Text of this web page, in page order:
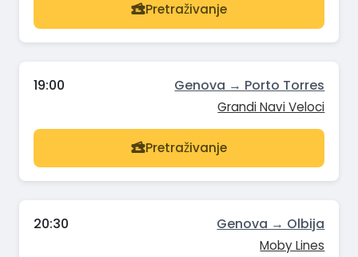
Pretraživanje
19:00 Genova → Porto Torres
Grandi Navi Veloci
Pretraživanje
20:30 Genova → Olbija
Moby Lines